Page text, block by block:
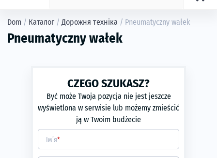
Dom / Каталог / Дорожня техніка / Pneumatyczny wałek
Pneumatyczny wałek
CZEGO SZUKASZ?
Być może Twoja pozycja nie jest jeszcze
wyświetlona w serwisie lub możemy zmieścić
ją w Twoim budżecie
Ім’я*